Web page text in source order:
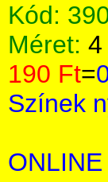
Kód:
Méret: 4
190 Ft=
Színek